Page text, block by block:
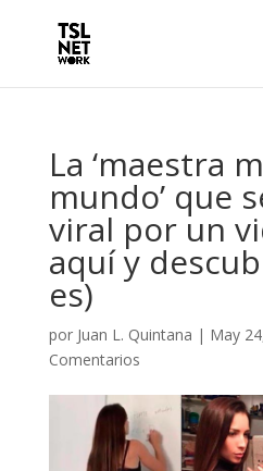
La ‘maestra
mundo’ que
viral por un
aquí y
es)
por Juan L. Quintana | May
Comentarios